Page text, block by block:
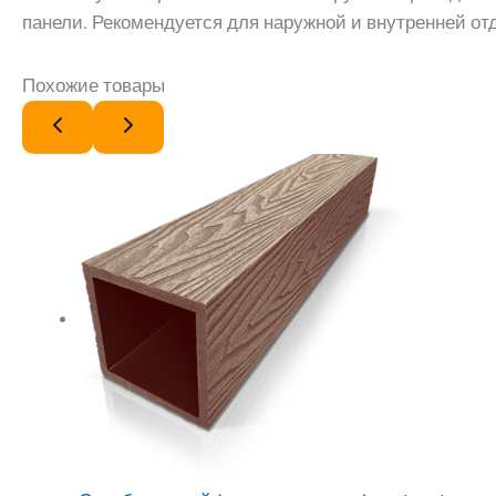
панели. Рекомендуется для наружной и внутренней
Похожие товары